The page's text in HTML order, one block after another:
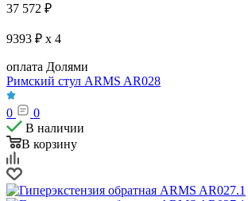
37 572 ₽
9393 ₽ x 4
оплата Долями
Римский стул ARMS AR028
0
0
В наличии
В корзину